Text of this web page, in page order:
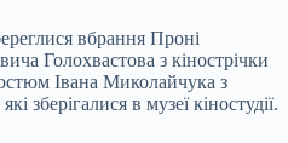
вбрання Проні
Голохвастова з кінострічки
Івана Миколайчука з
зберігалися в музеї кіностудії.